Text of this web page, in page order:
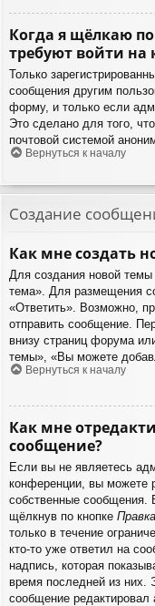
Когда я щёлкаю
требуют войти
Только
сообщения другим
форму, и только если
Это сделано для того,
почтовой системой
Вернуться к началу
Создание
Как мне создать
Для создания новой
тема». Для размещения
«Ответить». Возможно,
отправить сообщение.
внизу страниц форума
темы», «Вы можете
Вернуться к началу
Как мне
сообщение?
Если вы не являетесь
конференции, вы можете
собственные сообщения.
щёлкнув по кнопке Правка
только в течение
кто-то уже ответил на
надпись, которая
время последней из них.
сообщение редактировал